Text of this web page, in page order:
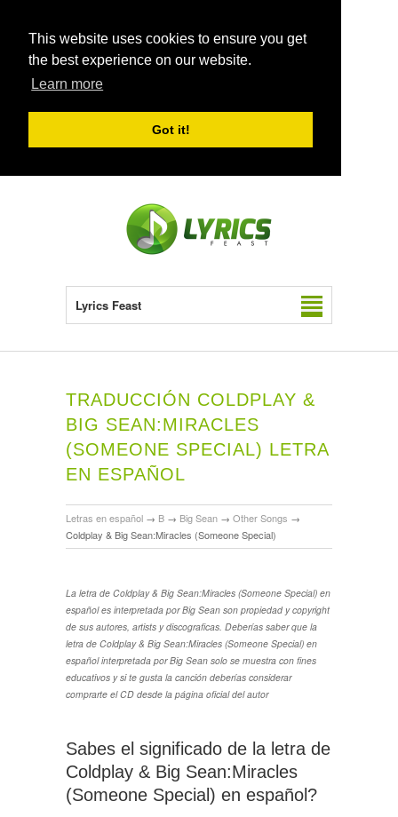
This website uses cookies to ensure you get
the best experience on our website.
Learn more
Got it!
Lyrics Feast
TRADUCCIÓN COLDPLAY &
BIG SEAN:MIRACLES
(SOMEONE SPECIAL) LETRA
EN ESPAÑOL
Letras en español → B → Big Sean → Other Songs →
Coldplay & Big Sean:Miracles (Someone Special)
La letra de Coldplay & Big Sean:Miracles (Someone Special) en
español es interpretada por Big Sean son propiedad y copyright
de sus autores, artists y discograficas. Deberías saber que la
letra de Coldplay & Big Sean:Miracles (Someone Special) en
español interpretada por Big Sean solo se muestra con fines
educativos y si te gusta la canción deberías considerar
comprarte el CD desde la página oficial del autor
Sabes el significado de la letra de
Coldplay & Big Sean:Miracles
(Someone Special) en español?